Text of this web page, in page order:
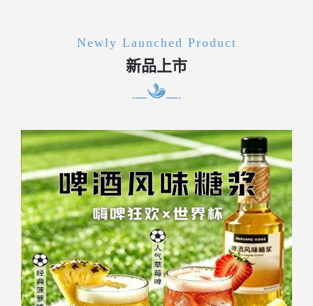
Newly Launched Product
新品上市